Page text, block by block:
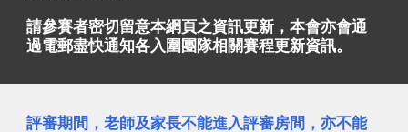
請參賽者密切留意本網頁之資訊更新，本會亦會通
過電郵盡快通知各入圍團隊相關賽程更新資訊。
評審期間，老師及家長不能進入評審房間，亦不能